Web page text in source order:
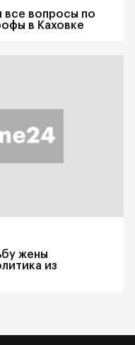
все вопросы по
в Каховке
жены
из